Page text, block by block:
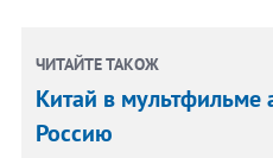
ЧИТАЙТЕ ТАКОЖ
Китай в мультфильме
Россию